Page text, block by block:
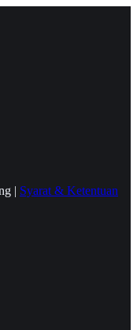
| Syarat & Ketentuan